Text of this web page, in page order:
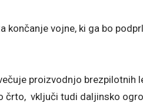
končanje vojne, ki ga bo
proizvodnjo brezpilotnih
črto, vključi tudi daljinsko